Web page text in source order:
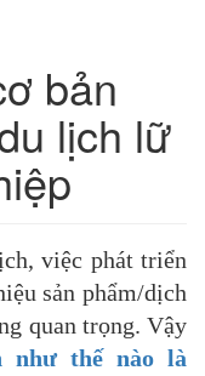
bản
lịch lữ
việc phát triển
sản phẩm/dịch
quan trọng. Vậy
như thế nào là